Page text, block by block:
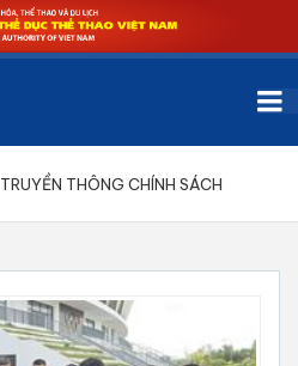
TRUYỀN THÔNG CHÍNH SÁCH